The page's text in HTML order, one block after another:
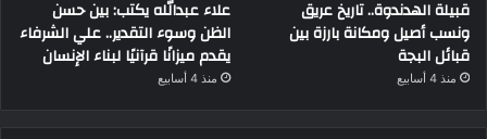
قبيلة الهدندوة.. تاريخ عريق
ونسب أصيل ومكانة بارزة بين
قبائل البجة
منذ 4 أسابيع
علاء عبدالله يكتب: بين حسن
الظن وسوء التقدير.. علي الشرفاء
يقدم ميزانًا قرآنيًا لبناء الإنسان
منذ 4 أسابيع